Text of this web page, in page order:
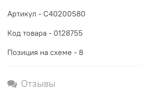
Артикул - C40200580
Код товара - 0128755
Позиция на схеме - 8
Отзывы